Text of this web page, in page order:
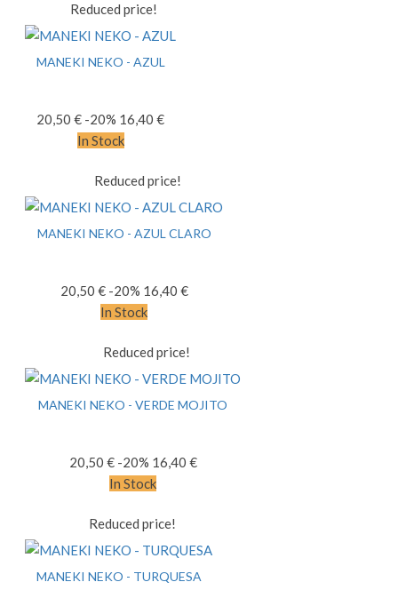
MANEKI NEKO - AZUL
20,50 € -20% 16,40 €
Reduced price!
In Stock
MANEKI NEKO - AZUL CLARO
20,50 € -20% 16,40 €
Reduced price!
In Stock
MANEKI NEKO - VERDE MOJITO
20,50 € -20% 16,40 €
Reduced price!
In Stock
MANEKI NEKO - TURQUESA
Reduced price!